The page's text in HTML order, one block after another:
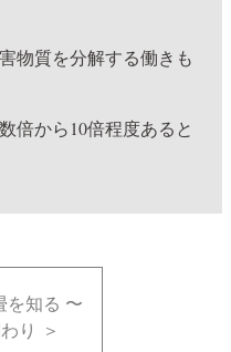
物質を分解する働きも
倍から10倍程度あると
を知る 〜
り